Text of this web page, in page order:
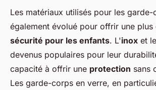
Les matériaux utilisés pour les
également évolué pour offrir une plus
sécurité pour les enfants. L'inox et
devenus populaires pour leur
capacité à offrir une protection sans
Les garde-corps en verre, en